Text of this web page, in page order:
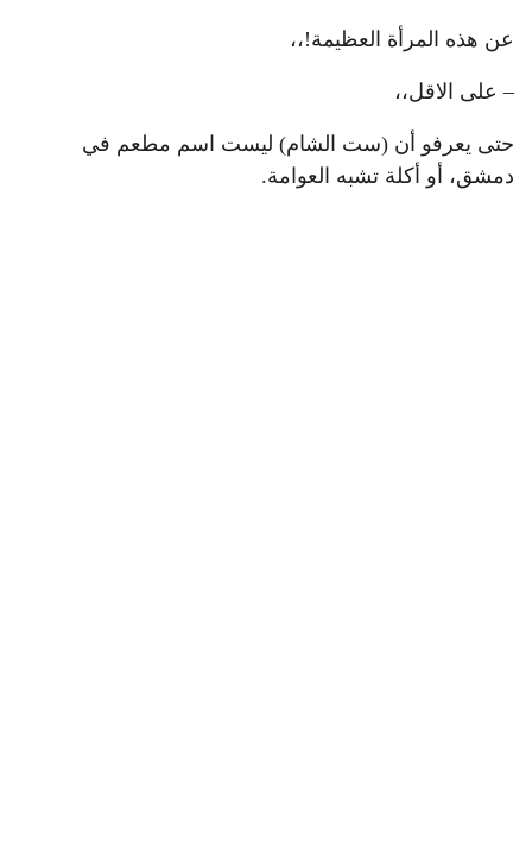
عن هذه المرأة العظيمة!،،
– على الاقل،،
حتى يعرفو أن (ست الشام) ليست اسم مطعم في
دمشق، أو أكلة تشبه العوامة.